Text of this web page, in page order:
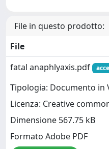
File in questo prodotto:
File
fatal anaphlyaxis.pdf
Tipologia: Documento in
Licenza: Creative
Dimensione 567.75 kB
Formato Adobe PDF